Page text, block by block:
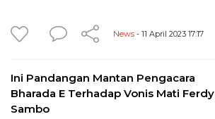
News - 11 April 2023 17:17
Ini Pandangan Mantan Pengacara
Bharada E Terhadap Vonis Mati Ferdy
Sambo